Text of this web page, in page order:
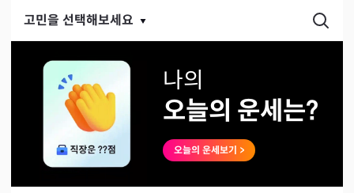
고민을 선택해보세요
나의
오늘의 운세는?
오늘의 운세보기 >